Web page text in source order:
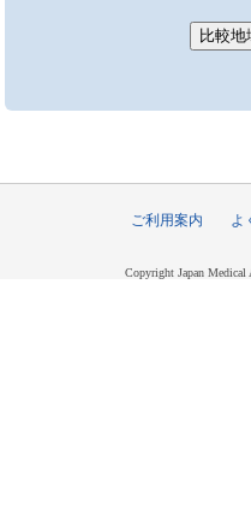
ご利用案内 よ
Copyright Japan Medical